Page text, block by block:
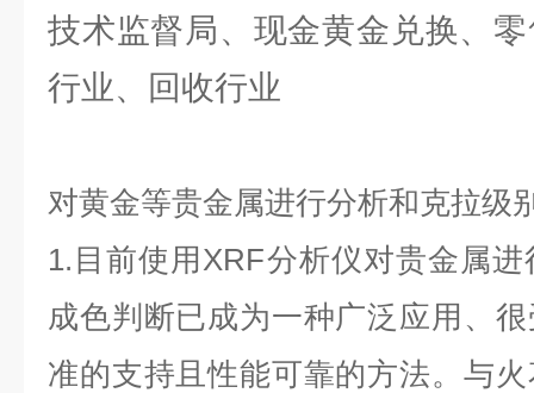
技术监督局、现金黄金兑换、
行业、回收行业
对黄金等贵金属进行分析和克拉级
1.目前使用XRF分析仪对贵金属
成色判断已成为一种广泛应用、
准的支持且性能可靠的方法。与